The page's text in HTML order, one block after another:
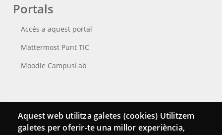
Portals
Accés a aquest portal
Mattermost Punt TIC
Moodle CampusLab
Connecta
Bustia de contacte
Aquest web utilitza galetes (cookies) Utilitzem
galetes per oferir-te una millor experiència,